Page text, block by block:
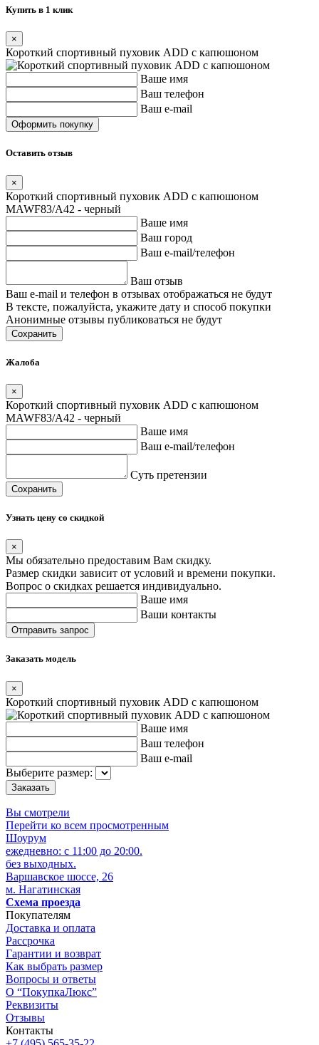
Купить в 1 клик
×
Короткий спортивный пуховик ADD с капюшоном
Ваше имя
Ваш телефон
Ваш e-mail
Оставить отзыв
×
Короткий спортивный пуховик ADD с капюшоном
MAWF83/A42 - черный
Ваше имя
Ваш город
Ваш e-mail/телефон
Ваш отзыв
Ваш e-mail и телефон в отзывах отображаться не будут
В тексте, пожалуйста, укажите дату и способ покупки
Анонимные отзывы публиковаться не будут
Сохранить
Жалоба
×
Короткий спортивный пуховик ADD с капюшоном
MAWF83/A42 - черный
Ваше имя
Ваш e-mail/телефон
Суть претензии
Сохранить
Узнать цену со скидкой
×
Мы обязательно предоставим Вам скидку.
Размер скидки зависит от условий и времени покупки.
Вопрос о скидках решается индивидуально.
Ваше имя
Ваши контакты
Заказать модель
×
Короткий спортивный пуховик ADD с капюшоном
Ваше имя
Ваш телефон
Ваш e-mail
Выберите размер:
Вы смотрели
Перейти ко всем просмотренным
Шоурум
ежедневно: с 11:00 до 20:00.
без выходных.
Варшавское шоссе, 26
м. Нагатинская
Схема проезда
Покупателям
Доставка и оплата
Рассрочка
Гарантии и возврат
Как выбрать размер
Вопросы и ответы
О “ПокупкаЛюкс”
Реквизиты
Отзывы
Контакты